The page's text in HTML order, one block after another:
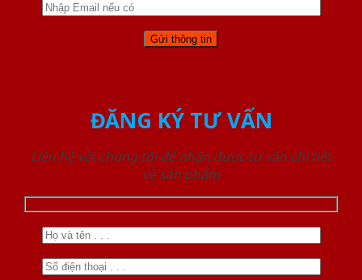
ĐĂNG KÝ TƯ VẤN
Liên hệ với chúng tôi để nhận được tư vấn chi tiết
về sản phẩm